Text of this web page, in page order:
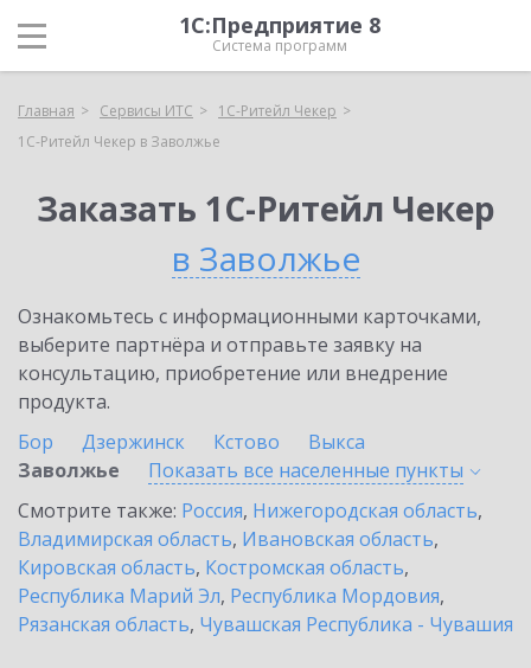
1С:Предприятие 8
Система программ
Главная Сервисы ИТС
1C-Ритейл Чекер
1C-Ритейл Чекер в Заволжье
Заказать 1C-Ритейл Чекер
в Заволжье
Ознакомьтесь с информационными карточками,
выберите партнёра и отправьте заявку на
консультацию, приобретение или внедрение
продукта.
Бор
Дзержинск Кстово
Выкса
Заволжье
Показать все населенные пункты
Смотрите также: Россия, Нижегородская область,
Владимирская область, Ивановская область,
Кировская область, Костромская область,
Республика Марий Эл, Республика Мордовия,
Рязанская область, Чувашская Республика - Чувашия